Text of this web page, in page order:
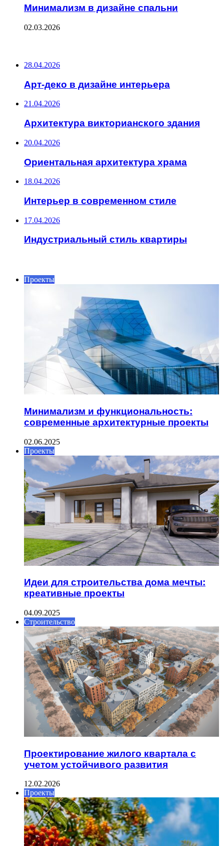
Минимализм в дизайне спальни
02.03.2026
28.04.2026
Арт-деко в дизайне интерьера
21.04.2026
Архитектура викторианского здания
20.04.2026
Ориентальная архитектура храма
18.04.2026
Интерьер в современном стиле
17.04.2026
Индустриальный стиль квартиры
Проекты
Минимализм и функциональность:
современные архитектурные проекты
02.06.2025
Проекты
Идеи для строительства дома мечты:
креативные проекты
04.09.2025
Строительство
Проектирование жилого квартала с
учетом устойчивого развития
12.02.2026
Проекты